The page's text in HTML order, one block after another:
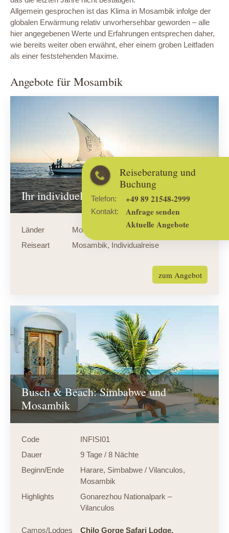
Reiseberatung und
Buchung
Telefon: +49 89 21548-2999
Kontakt:
Anfrage senden
Aktuelle Angebote
Allgemein gesprochen ist das Klima in Mosambik infolge der
globalen Erwärmung relativ unvorhersehbar geworden – alle
hier angegebenen Werte und Erfahrungen entsprechen daher,
wie bereits weiter oben erwähnt, eher einem groben Leitfaden
als einer feststehenden Maxime.
Angebote für Mosambik
Ihr individuelles Mosambik-Angebot
Länder
Mosambik
Reiseart
Mosambik, Individualreise
zum Angebot
Busch & Beach: Simbabwe und
Mosambik
Code
INFISI01
Dauer
9 Tage / 8 Nächte
Beginn/Ende
Harare, Simbabwe / Vilanculos,
Mosambik
Highlights
Gonarezhou Nationalpark –
Vilanculos
Camps/Lodges
Chilo Gorge Safari Lodge,